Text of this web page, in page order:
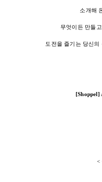
소개해
무엇이든 만들
도전을 즐기는 당신의
[Shoppel]
<